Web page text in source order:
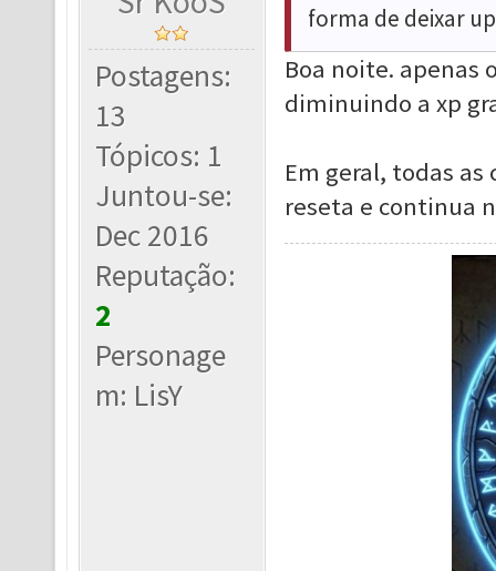
Postagens:
13
Tópicos: 1
Juntou-se:
Dec 2016
Reputação:
2
Personage
m: LisY
forma de deixar
Boa noite. apenas
diminuindo a xp
Em geral, todas as
reseta e continua